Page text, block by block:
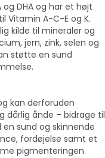
DHA og har et højt
Vitamin A-C-E og K.
kilde til mineraler og
jern, zink, selen og
støtte en sund
kan derforuden
dårlig ånde – bidrage til
sund og skinnende
fordøjelse samt et
pigmenteringen.